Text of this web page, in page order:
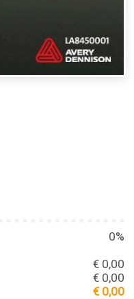
0%
€ 0,00
€ 0,00
€ 0,00